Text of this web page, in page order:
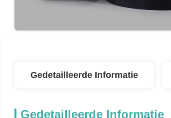
Gedetailleerde Informatie
Gedetailleerde Informatie